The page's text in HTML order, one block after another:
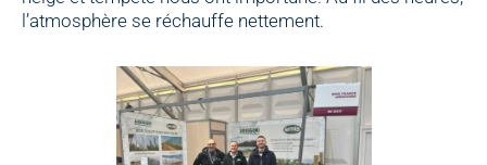
l’atmosphère se réchauffe nettement.